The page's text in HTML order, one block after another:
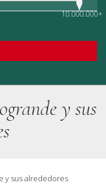
10.000.000+
y sus
y sus alrededores